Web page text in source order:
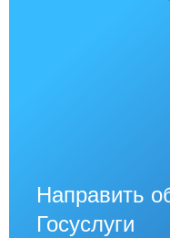
Направить
Госуслуги